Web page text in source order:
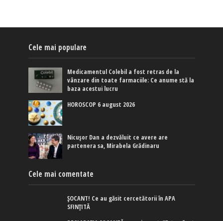
Cele mai populare
Medicamentul Colebil a fost retras de la
vânzare din toate farmaciile: Ce anume stă la
baza acestui lucru
HOROSCOP 6 august 2026
Nicușor Dan a dezvăluit ce avere are
partenera sa, Mirabela Grădinaru
Cele mai comentate
ȘOCANT! Ce au găsit cercetătorii în APA
SFINȚITĂ